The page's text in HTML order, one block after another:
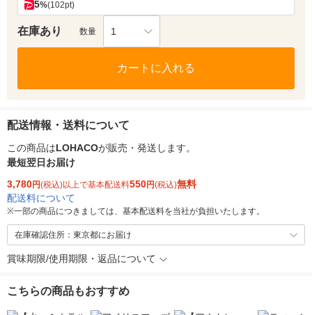
5%(102pt)
在庫あり 数量 1
カートに入れる
配送情報・送料について
この商品はLOHACOが販売・発送します。
最短翌日お届け
3,780円(税込)以上で基本配送料550円(税込)無料
配送料について
※一部の商品につきましては、基本配送料を当社が負担いたします。
在庫確認住所：東京都にお届け
賞味期限/使用期限・返品について
こちらの商品もおすすめ